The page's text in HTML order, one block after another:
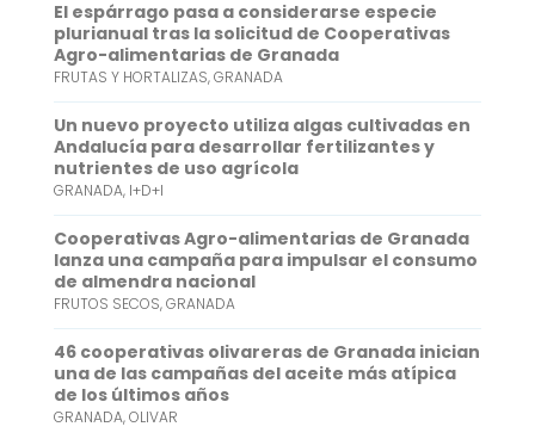
o
k
e
r
lt
s
A
p
p
n
k
e
d
I
n
El espárrago pasa a considerarse especie
plurianual tras la solicitud de Cooperativas
Agro-alimentarias de Granada
FRUTAS Y HORTALIZAS,GRANADA
Un nuevo proyecto utiliza algas cultivadas en
Andalucía para desarrollar fertilizantes y
nutrientes de uso agrícola
GRANADA, I+D+I
Cooperativas Agro-alimentarias de Granada
lanza una campaña para impulsar el consumo
de almendra nacional
FRUTOS SECOS,GRANADA
46 cooperativas olivareras de Granada inician
una de las campañas del aceite más atípica
de los últimos años
GRANADA,OLIVAR